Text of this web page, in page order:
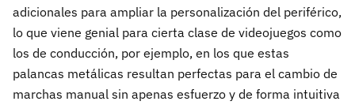
adicionales para ampliar la personalización del periférico,
lo que viene genial para cierta clase de videojuegos como
los de conducción, por ejemplo, en los que estas
palancas metálicas resultan perfectas para el cambio de
marchas manual sin apenas esfuerzo y de forma intuitiva